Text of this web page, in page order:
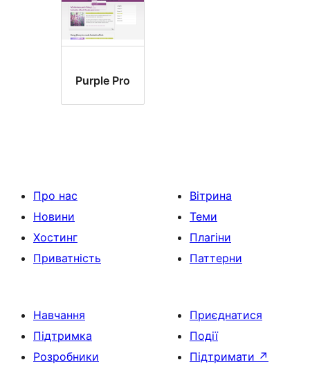
Purple Pro
Про нас
Новини
Хостинг
Приватність
Вітрина
Теми
Плагіни
Паттерни
Навчання
Підтримка
Розробники
Приєднатися
Події
Підтримати ↗